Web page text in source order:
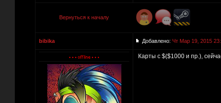
Вернуться к началу
bibika Добавлено: Чт Мар 19, 2015
Карты с $($1000 и пр.),